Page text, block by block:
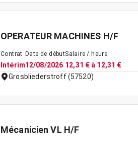
OPERATEUR MACHINES H/F
Contrat
Intérim
Date de début
12/08/2026
Salaire / heure
12,31 € à 12,31 €
Grosbliederstroff (57520)
Mécanicien VL H/F